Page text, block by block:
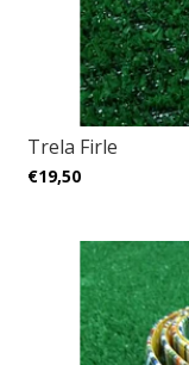
Trela Firle
€19,50